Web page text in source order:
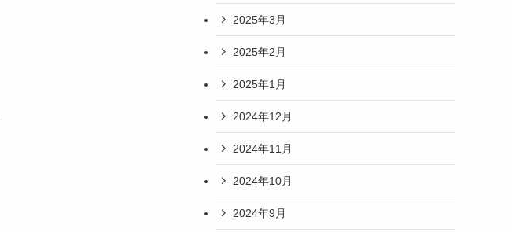
2025年3月
2025年2月
2025年1月
2024年12月
2024年11月
2024年10月
2024年9月